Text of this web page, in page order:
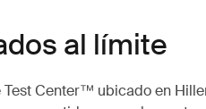
al límite
Test Center™ ubicado en